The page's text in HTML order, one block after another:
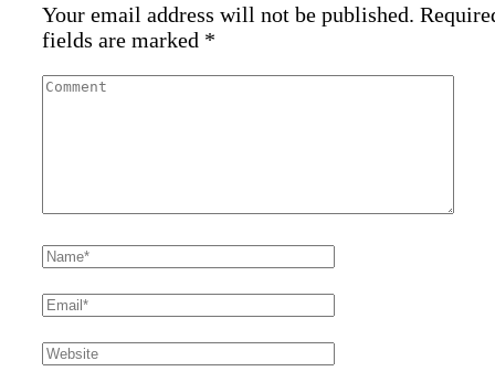
Your email address will not be published.
fields are marked *